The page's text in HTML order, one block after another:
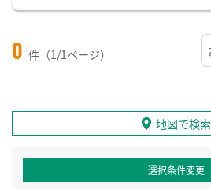
0 件（1/1ページ）
地図で検索
選択条件変更